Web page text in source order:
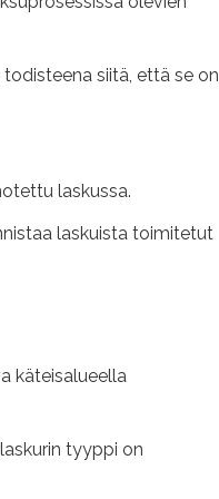
siitä, että se on
laskussa.
laskuista toimitetut
käteisalueella
tyyppi on